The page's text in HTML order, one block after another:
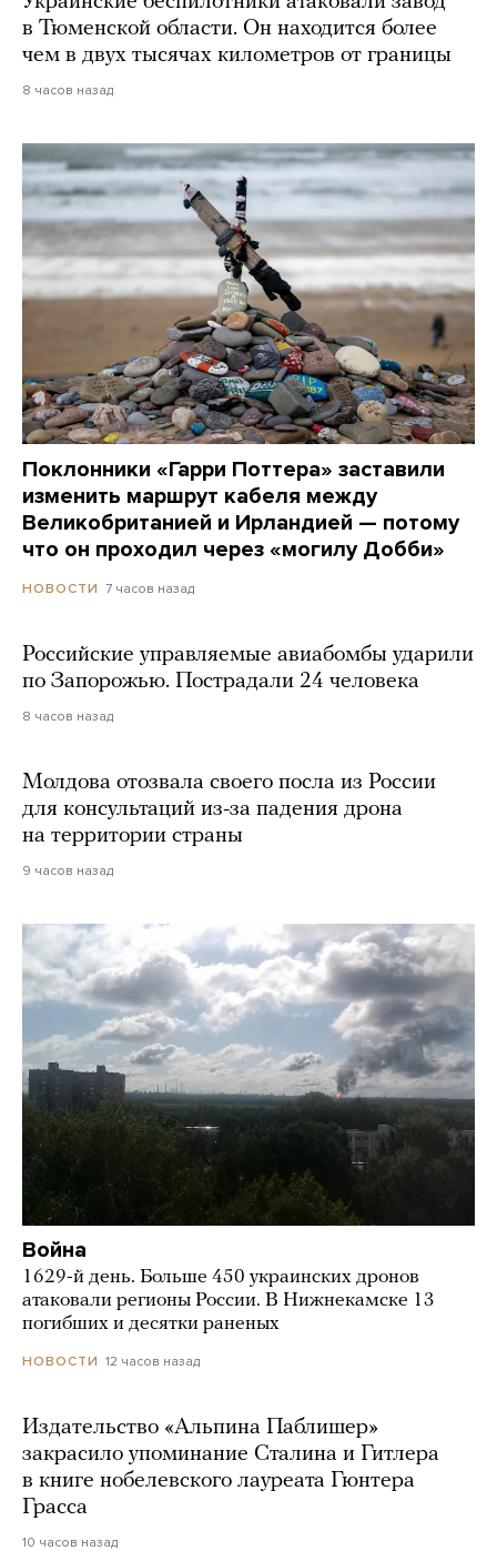
в Тюменской области. Он находится более
чем в двух тысячах километров от границы
8 часов назад
Поклонники «Гарри Поттера» заставили
изменить маршрут кабеля между
Великобританией и Ирландией — потому
что он проходил через «могилу Добби»
НОВОСТИ 7 часов назад
Российские управляемые авиабомбы ударили
по Запорожью. Пострадали 24 человека
8 часов назад
Молдова отозвала своего посла из России
для консультаций из-за падения дрона
на территории страны
9 часов назад
Война
1629-й день. Больше 450 украинских дронов
атаковали регионы России. В Нижнекамске 13
погибших и десятки раненых
НОВОСТИ 12 часов назад
Издательство «Альпина Паблишер»
закрасило упоминание Сталина и Гитлера
в книге нобелевского лауреата Гюнтера
Грасса
10 часов назад